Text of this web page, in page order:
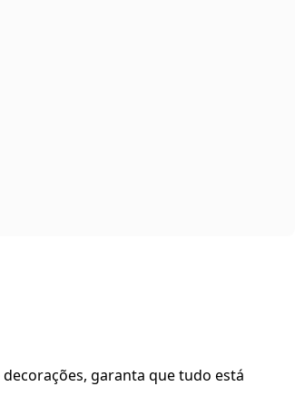
garanta que tudo está